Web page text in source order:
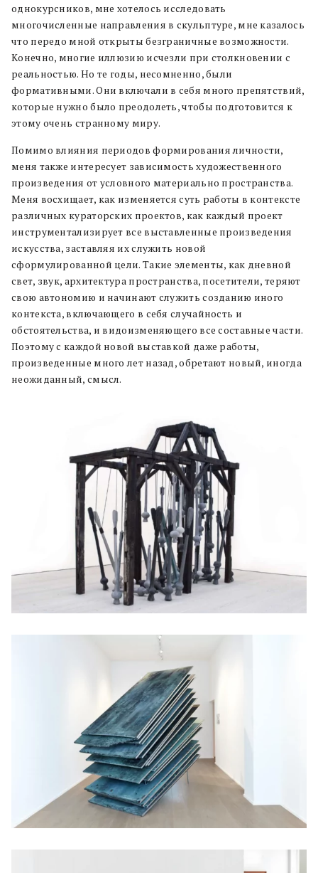
однокурсников, мне хотелось исследовать
многочисленные направления в скульптуре, мне казалось
что передо мной открыты безграничные возможности.
Конечно, многие иллюзию исчезли при столкновении с
реальностью. Но те годы, несомненно, были
формативными. Они включали в себя много препятствий,
которые нужно было преодолеть, чтобы подготовится к
этому очень странному миру.
Помимо влияния периодов формирования личности,
меня также интересует зависимость художественного
произведения от условного материально пространства.
Меня восхищает, как изменяется суть работы в контексте
различных кураторских проектов, как каждый проект
инструментализирует все выставленные произведения
искусства, заставляя их служить новой
сформулированной цели. Такие элементы, как дневной
свет, звук, архитектура пространства, посетители, теряют
свою автономию и начинают служить созданию иного
контекста, включающего в себя случайность и
обстоятельства, и видоизменяющего все составные части.
Поэтому с каждой новой выставкой даже работы,
произведенные много лет назад, обретают новый, иногда
неожиданный, смысл.